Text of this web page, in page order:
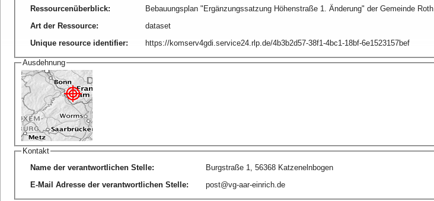
Ressourcenüberblick:
Bebauungsplan "Ergänzungssatzung Höhenstraße 1. Änderung" der Gemeinde Roth
Art der Ressource:
dataset
Unique resource identifier: https://komserv4gdi.service24.rlp.de/4b3b2d57-38f1-4bc1-18bf-6e1523157bef
Ausdehnung
Kontakt
Name der verantwortlichen Stelle:
Burgstraße 1, 56368 Katzenelnbogen
E-Mail Adresse der verantwortlichen Stelle: post@vg-aar-einrich.de